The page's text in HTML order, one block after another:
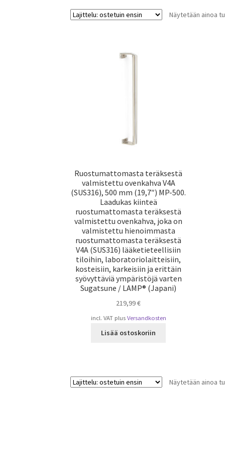
Näytetään ainoa
Ruostumattomasta teräksestä
valmistettu ovenkahva V4A
(SUS316), 500 mm (19,7″) MP-500.
Laadukas kiinteä
ruostumattomasta teräksestä
valmistettu ovenkahva, joka on
valmistettu hienoimmasta
ruostumattomasta teräksestä
V4A (SUS316) lääketieteellisiin
tiloihin, laboratoriolaitteisiin,
kosteisiin, karkeisiin ja erittäin
syövyttäviä ympäristöjä varten
Sugatsune / LAMP® (Japani)
219,99€
incl. VAT plus Versandkosten
Lisää ostoskoriin
Näytetään ainoa